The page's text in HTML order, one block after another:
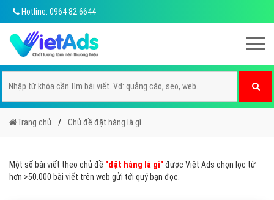
Hotline: 0964 82 6644
Trang chủ Chủ đề đặt hàng là gì
Một số bài viết theo chủ đề "đặt hàng là gì"được Việt Ads chọn lọc từ
hơn >50.000 bài viết trên web gửi tới quý bạn đọc.